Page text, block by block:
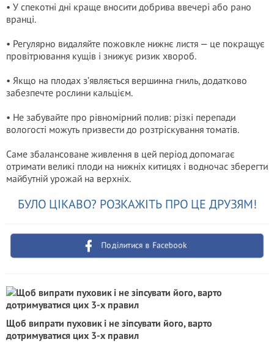
• У спекотні дні краще вносити добрива ввечері або рано
вранці.
• Регулярно видаляйте пожовкле нижнє листя — це покращує
провітрювання кущів і знижує ризик хвороб.
• Якщо на плодах з’являється вершинна гниль, додатково
забезпечте рослини кальцієм.
• Не забувайте про рівномірний полив: різкі перепади
вологості можуть призвести до розтріскування томатів.
Саме збалансоване живлення в цей період допомагає
отримати великі плоди на нижніх китицях і водночас зберегти
майбутній урожай на верхніх.
БУЛО ЦІКАВО? РОЗКАЖІТЬ ПРО ЦЕ ДРУЗЯМ!
Поділитися в Facebook
Щоб випрати пуховик і не зіпсувати його, варто
дотримуватися цих 3-х правил